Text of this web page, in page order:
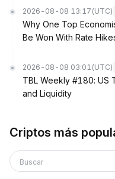
2026-08-08 13:17 (UTC)
Why One Top
Be Won With Rate
2026-08-08 03:01 (UTC)
TBL Weekly #180: US
and Liquidity
Criptos más
Buscar